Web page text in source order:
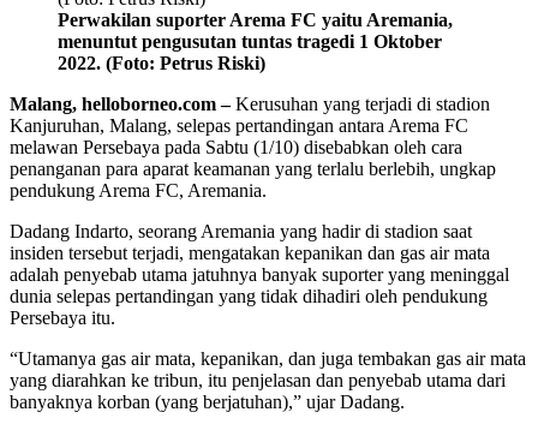
Perwakilan suporter Arema FC yaitu Aremania,
menuntut pengusutan tuntas tragedi 1 Oktober
2022. (Foto: Petrus Riski)
Malang, helloborneo.com –Kerusuhan yang terjadi di stadion
Kanjuruhan, Malang, selepas pertandingan antara Arema FC
melawan Persebaya pada Sabtu (1/10) disebabkan oleh cara
penanganan para aparat keamanan yang terlalu berlebih, ungkap
pendukung Arema FC, Aremania.
Dadang Indarto, seorang Aremania yang hadir di stadion saat
insiden tersebut terjadi, mengatakan kepanikan dan gas air mata
adalah penyebab utama jatuhnya banyak suporter yang meninggal
dunia selepas pertandingan yang tidak dihadiri oleh pendukung
Persebaya itu.
“Utamanya gas air mata, kepanikan, dan juga tembakan gas air mata
yang diarahkan ke tribun, itu penjelasan dan penyebab utama dari
banyaknya korban (yang berjatuhan),” ujar Dadang.